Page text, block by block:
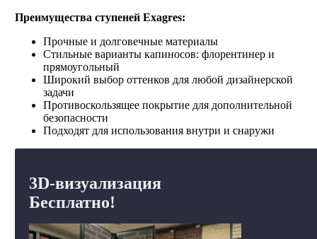
Преимущества ступеней Exagres:
Прочные и долговечные материалы
Стильные варианты капиносов: флорентинер и
прямоугольный
Широкий выбор оттенков для любой дизайнерской
задачи
Противоскользящее покрытие для дополнительной
безопасности
Подходят для использования внутри и снаружи
3D-визуализация
Бесплатно!